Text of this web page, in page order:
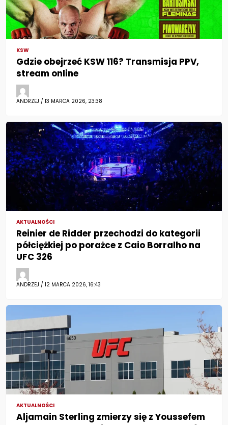
KSW
Gdzie obejrzeć KSW 116? Transmisja PPV,
stream online
ANDRZEJ / 13 MARCA 2026, 23:38
AKTUALNOŚCI
Reinier de Ridder przechodzi do kategorii
półciężkiej po porażce z Caio Borralho na
UFC 326
ANDRZEJ / 12 MARCA 2026, 16:43
AKTUALNOŚCI
Aljamain Sterling zmierzy się z Youssefem